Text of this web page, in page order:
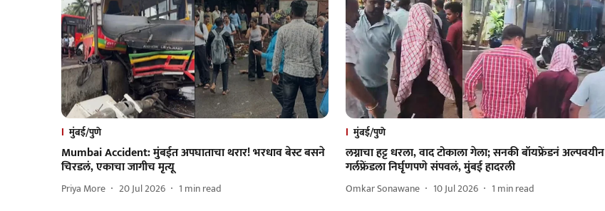
मुंबई/पुणे
Mumbai Accident: मुंबईत अपघाताचा थरार! भरधाव बेस्ट बसने
चिरडलं, एकाचा जागीच मृत्यू
Priya More 20 Jul 2026 1 min read
मुंबई/पुणे
लग्नाचा हट्ट धरला, वाद टोकाला गेला; सनकी बॉयफ्रेंडनं अल्पवयीन
गर्लफ्रेंडला निर्घृणपणे संपवलं, मुंबई हादरली
Omkar Sonawane 10 Jul 2026 1 min read